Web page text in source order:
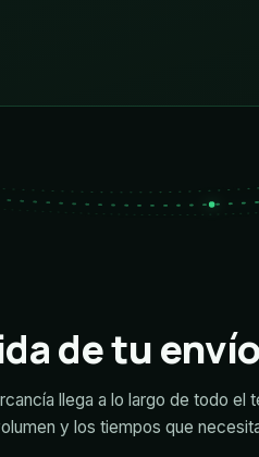
de tu envío
llega a lo largo de todo el
y los tiempos que